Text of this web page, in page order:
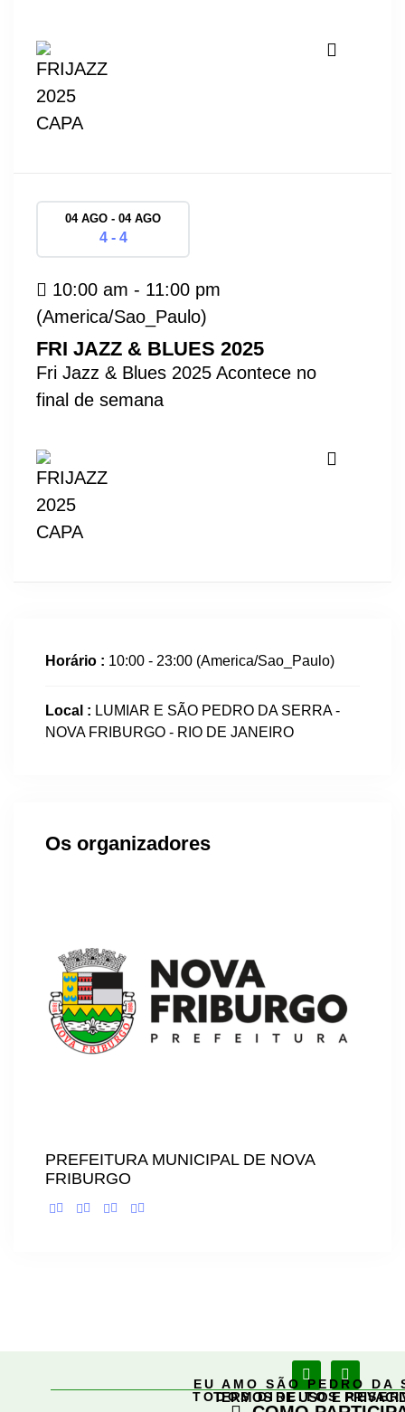
04 AGO - 04 AGO
4 - 4
10:00 am - 11:00 pm
(America/Sao_Paulo)
FRI JAZZ & BLUES 2025
Fri Jazz & Blues 2025 Acontece no
final de semana
Horário : 10:00 - 23:00 (America/Sao_Paulo)
Local : LUMIAR E SÃO PEDRO DA SERRA -
NOVA FRIBURGO - RIO DE JANEIRO
Os organizadores
PREFEITURA MUNICIPAL DE NOVA
FRIBURGO
EU AMO SÃO PEDRO DA
TODOS DIREITOS
TERMOS DE USO E